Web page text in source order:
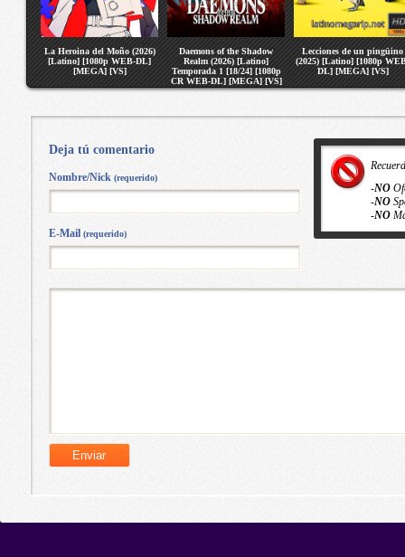
La Heroina del Moño (2026)
[Latino] [1080p WEB-DL]
[MEGA] [VS]
Daemons of the Shadow
Realm (2026) [Latino]
Temporada 1 [18/24] [1080p
CR WEB-DL] [MEGA] [VS]
Lecciones de un pingüino
(2025) [Latino] [1080p
DL] [MEGA] [VS]
-NO
-NO
-NO
Deja tú comentario
Nombre/Nick (requerido)
E-Mail (requerido)